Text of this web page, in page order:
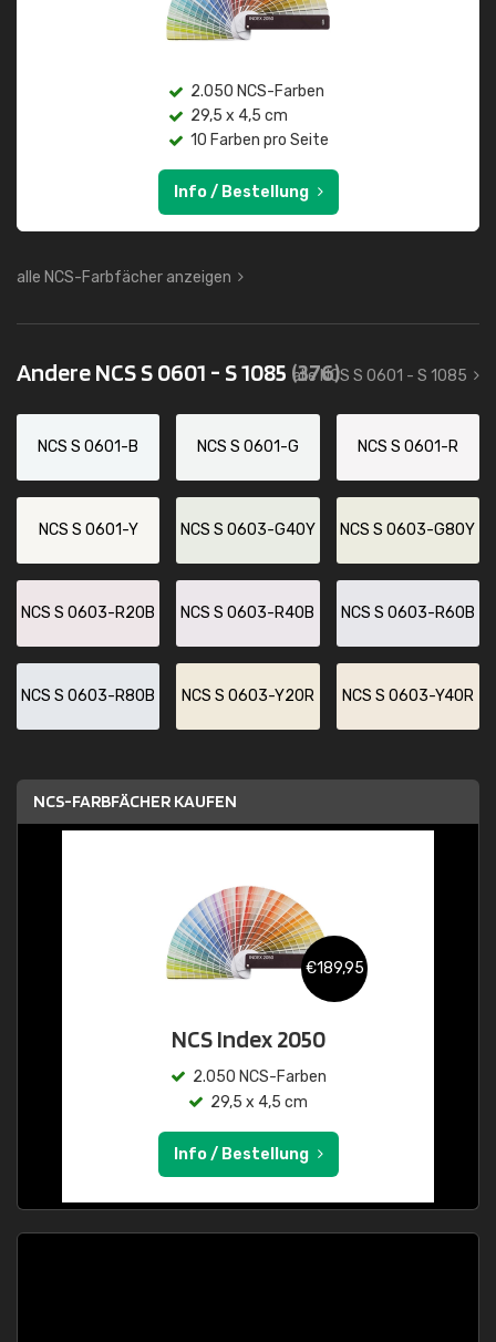
2.050 NCS-Farben
29,5 x 4,5 cm
10 Farben pro Seite
Info / Bestellung
alle NCS-Farbfächer anzeigen
Andere NCS S 0601 - S 1085 (376)
alle NCS S 0601 - S 1085
NCS S 0601-B NCS S 0601-G NCS S 0601-R
NCS S 0601-Y NCS S 0603-G40Y NCS S 0603-G80Y
NCS S 0603-R20B NCS S 0603-R40B NCS S 0603-R60B
NCS S 0603-R80B NCS S 0603-Y20R NCS S 0603-Y40R
NCS-FARBFÄCHER KAUFEN
€189,95
NCS Index 2050
2.050 NCS-Farben
29,5 x 4,5 cm
Info / Bestellung